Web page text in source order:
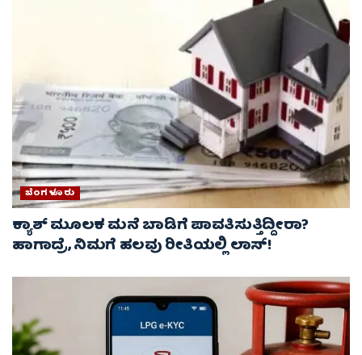
ಬೆಂಗಳೂರು
ಕ್ಯಾಶ್ ಮೂಲಕ ಮನೆ ಬಾಡಿಗೆ ಪಾವತಿಸುತ್ತಿದ್ದೀರಾ?
ಹಾಗಾದ್ರೆ, ನಿಮಗೆ ಹಲವು ರೀತಿಯಲ್ಲಿ ಲಾಸ್!